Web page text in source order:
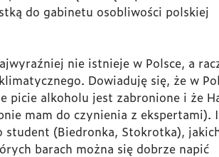
do gabinetu osobliwości polskiej
nie istnieje w Polsce, a
Dowiaduję się, że w
picie alkoholu jest zabronione i że
mam do czynienia z ekspertami). I
(Biedronka, Stokrotka),
barach można się dobrze napić